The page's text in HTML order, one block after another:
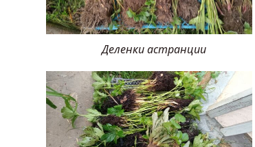
Деленки астранции